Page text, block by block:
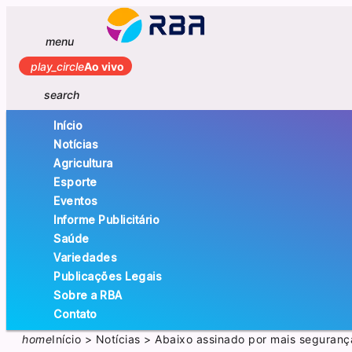
menu
play_circleAo vivo
search
Início
Notícias
Agricultura
Esporte
Eventos
Informe Publicitário
Saúde
Variedades
Publicações Legais
Sobre a RBA
Contato
homeInício > Notícias >Abaixo assinado por mais